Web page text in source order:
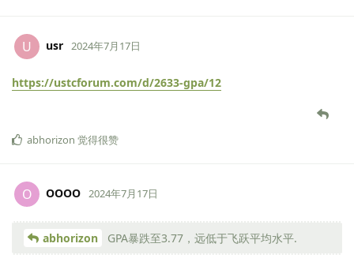
U usr 2024年7月17日
https://ustcforum.com/d/2633-gpa/12
abhorizon 觉得很赞
O OOOO 2024年7月17日
abhorizon GPA暴跌至3.77，远低于飞跃平均水平.